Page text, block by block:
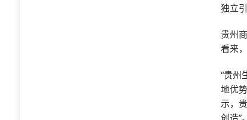
独立引
贵州
看来
“贵州
地优
示，
创造”。